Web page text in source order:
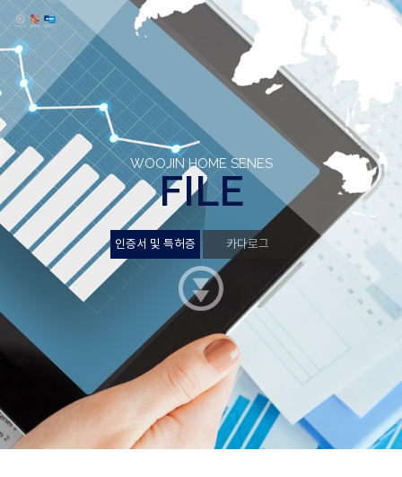
WOOJIN HOME SENES
FILE
인증서 및 특허증
인증서 및 특허증 카다로그